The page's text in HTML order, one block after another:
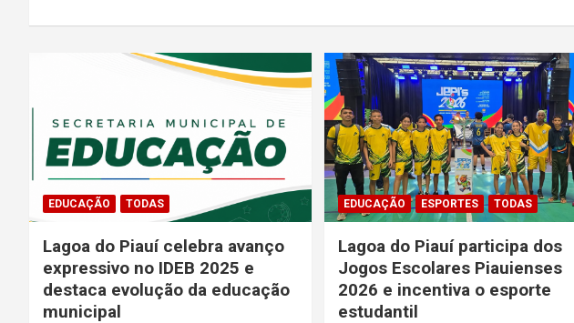
EDUCAÇÃO TODAS
Lagoa do Piauí celebra avanço
expressivo no IDEB 2025 e
destaca evolução da educação
municipal
EDUCAÇÃO ESPORTES TODAS
Lagoa do Piauí participa dos
Jogos Escolares Piauienses
2026 e incentiva o esporte
estudantil